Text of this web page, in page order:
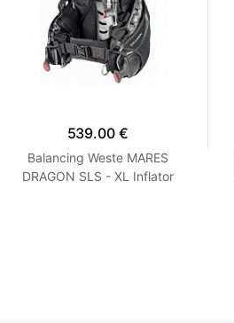
539.00 €
Balancing Weste MARES
DRAGON SLS - XL Inflator